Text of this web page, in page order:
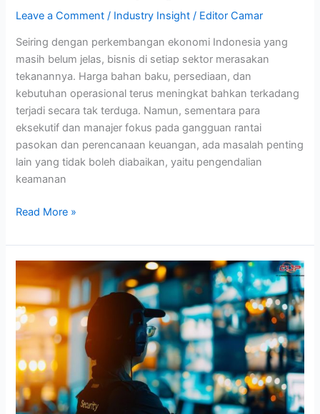
Leave a Comment / Industry Insight / Editor Camar
Seiring dengan perkembangan ekonomi Indonesia yang
masih belum jelas, bisnis di setiap sektor merasakan
tekanannya. Harga bahan baku, persediaan, dan
kebutuhan operasional terus meningkat bahkan terkadang
terjadi secara tak terduga. Namun, sementara para
eksekutif dan manajer fokus pada gangguan rantai
pasokan dan perencanaan keuangan, ada masalah penting
lain yang tidak boleh diabaikan, yaitu pengendalian
keamanan
Read More »
Merancang
Sistem
Pengawasan
dan
Keamanan
Kampus
Multi-
Lokasi